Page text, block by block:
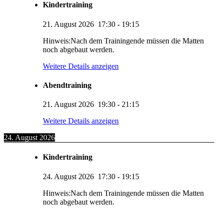
Kindertraining
21. August 2026 17:30 - 19:15
Hinweis:Nach dem Trainingende müssen die Matten
noch abgebaut werden.
Weitere Details anzeigen
Abendtraining
21. August 2026 19:30 - 21:15
Weitere Details anzeigen
24. August 2026
Kindertraining
24. August 2026 17:30 - 19:15
Hinweis:Nach dem Trainingende müssen die Matten
noch abgebaut werden.